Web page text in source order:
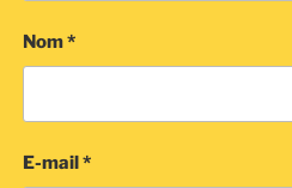
Nom*
E-mail*